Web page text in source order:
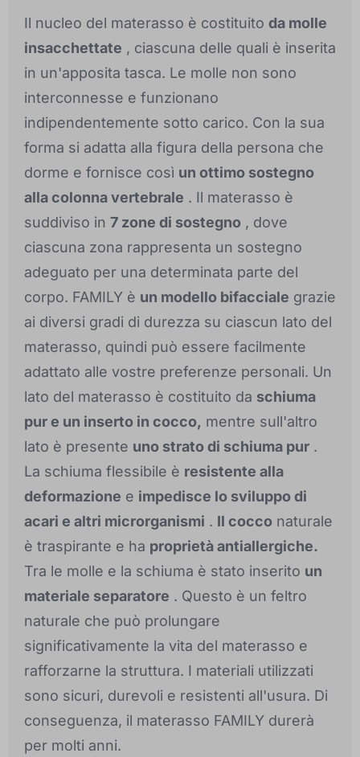
Il nucleo del materasso è costituito da molle
insacchettate , ciascuna delle quali è inserita
in un'apposita tasca. Le molle non sono
interconnesse e funzionano
indipendentemente sotto carico. Con la sua
forma si adatta alla figura della persona che
dorme e fornisce così un ottimo sostegno
alla colonna vertebrale . Il materasso è
suddiviso in 7 zone di sostegno , dove
ciascuna zona rappresenta un sostegno
adeguato per una determinata parte del
corpo. FAMILY è un modello bifacciale grazie
ai diversi gradi di durezza su ciascun lato del
materasso, quindi può essere facilmente
adattato alle vostre preferenze personali. Un
lato del materasso è costituito da schiuma
pur e un inserto in cocco, mentre sull'altro
lato è presente uno strato di schiuma pur .
La schiuma flessibile è resistente alla
deformazione e impedisce lo sviluppo di
acari e altri microrganismi . Il cocco naturale
è traspirante e ha proprietà antiallergiche.
Tra le molle e la schiuma è stato inserito un
materiale separatore . Questo è un feltro
naturale che può prolungare
significativamente la vita del materasso e
rafforzarne la struttura. I materiali utilizzati
sono sicuri, durevoli e resistenti all'usura. Di
conseguenza, il materasso FAMILY durerà
per molti anni.